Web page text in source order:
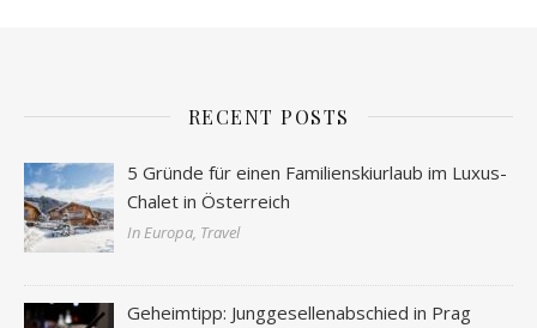
RECENT POSTS
5 Gründe für einen Familienskiurlaub im Luxus-
Chalet in Österreich
In Europa, Travel
Geheimtipp: Junggesellenabschied in Prag